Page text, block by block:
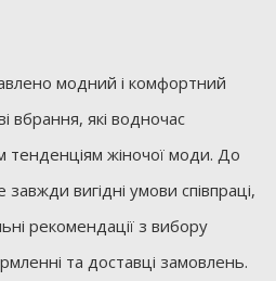
модний і комфортний
вбрання, які водночас
тенденціям жіночої моди. До
вигідні умови співпраці,
рекомендації з вибору
та доставці замовлень.